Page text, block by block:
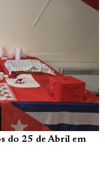
do 25 de Abril em